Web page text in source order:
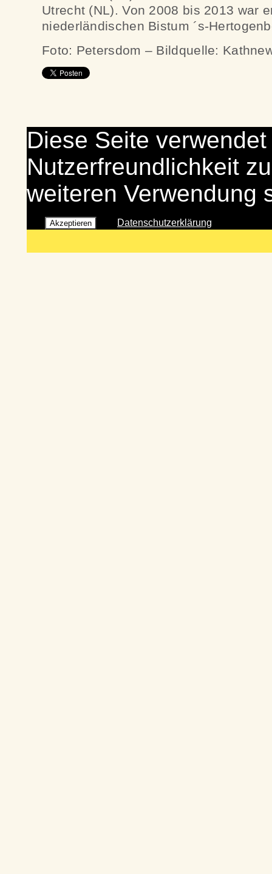
Utrecht (NL). Von 2008 bis 2013 war
niederländischen Bistum ´s-
Foto: Petersdom – Bildquelle:
Diese Seite
Nutzerfreundlichkeit
weiteren Verwendung
Akzeptieren Datenschutzerklärung